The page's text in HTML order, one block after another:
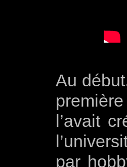
Au
l’avait
par